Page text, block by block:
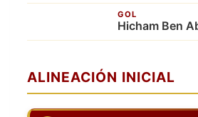
GOL
Hicham Ben
ALINEACIÓN INICIAL